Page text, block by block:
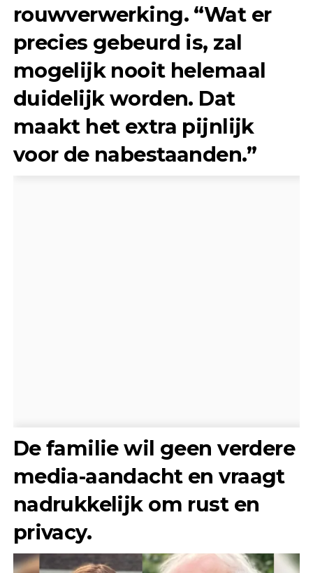
rouwverwerking. “Wat er
precies gebeurd is, zal
mogelijk nooit helemaal
duidelijk worden. Dat
maakt het extra pijnlijk
voor de nabestaanden.”
De familie wil geen verdere
media-aandacht en vraagt
nadrukkelijk om rust en
privacy.